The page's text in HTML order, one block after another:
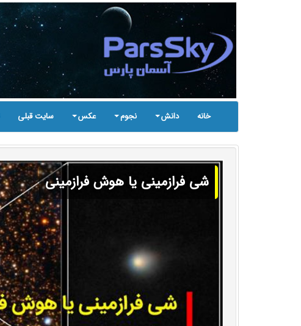
خانه دانش نجوم عکس سایت قبلی
شی فرازمینی یا هوش فرازمینی